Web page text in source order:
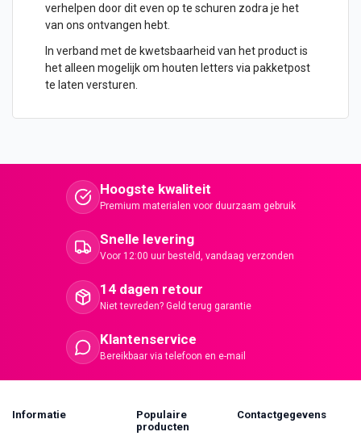
verhelpen door dit even op te schuren zodra je het
van ons ontvangen hebt.
In verband met de kwetsbaarheid van het product is
het alleen mogelijk om houten letters via pakketpost
te laten versturen.
Hoogste kwaliteit
Premium materialen voor duurzaam gebruik
Snelle levering
Voor 12:00 uur besteld, vandaag verzonden
14 dagen retour
Niet tevreden? Geld terug garantie
Klantenservice
Bereikbaar via telefoon en e-mail
Informatie
Populaire
producten
Contactgegevens